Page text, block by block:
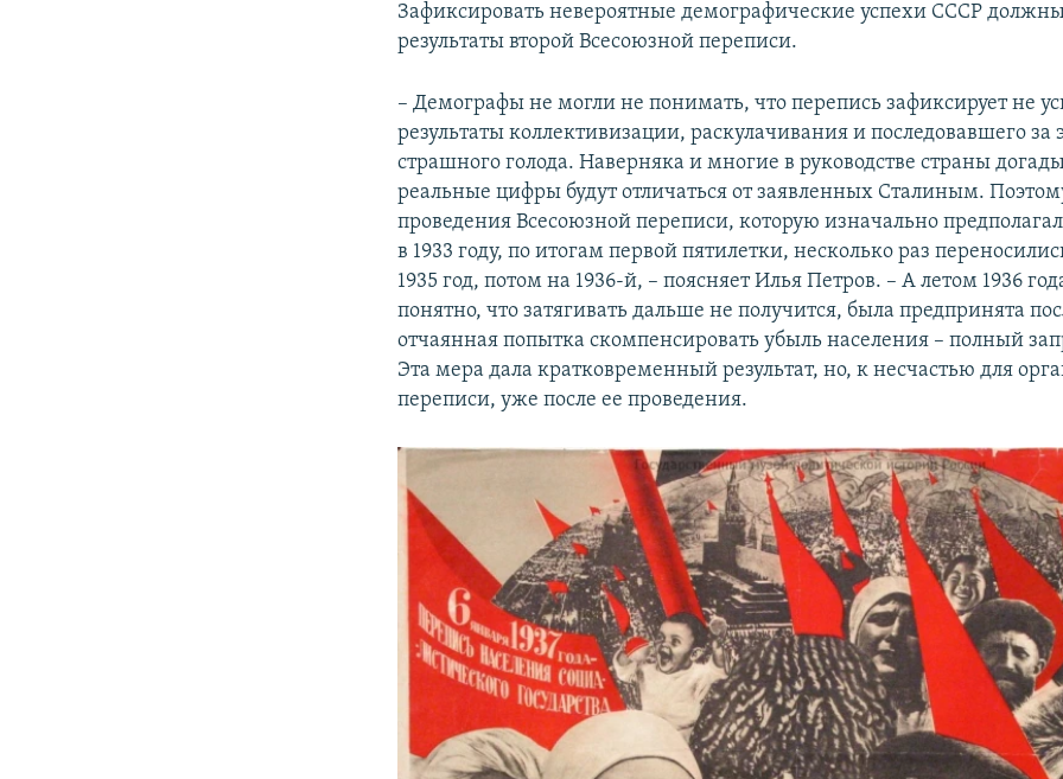
Зафиксировать невероятные демографические успехи СССР
результаты второй Всесоюзной переписи.
– Демографы не могли не понимать, что перепись зафиксирует не
результаты коллективизации, раскулачивания и последовавшего за
страшного голода. Наверняка и многие в руководстве страны
реальные цифры будут отличаться от заявленных Сталиным.
проведения Всесоюзной переписи, которую изначально
в 1933 году, по итогам первой пятилетки, несколько раз
1935 год, потом на 1936-й, – поясняет Илья Петров. – А летом 1936
понятно, что затягивать дальше не получится, была предпринята
отчаянная попытка скомпенсировать убыль населения – полный
Эта мера дала кратковременный результат, но, к несчастью для
переписи, уже после ее проведения.